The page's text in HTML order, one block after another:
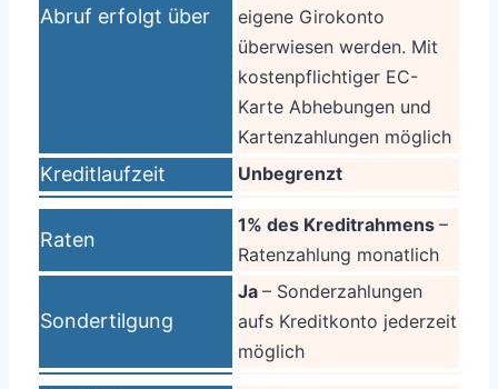
Abruf erfolgt über
eigene Girokonto
überwiesen werden. Mit
kostenpflichtiger EC-
Karte Abhebungen und
Kartenzahlungen möglich
Kreditlaufzeit Unbegrenzt
Raten
1% des Kreditrahmens –
Ratenzahlung monatlich
Sondertilgung
Ja – Sonderzahlungen
aufs Kreditkonto jederzeit
möglich